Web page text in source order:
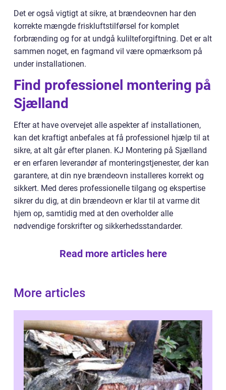
Det er også vigtigt at sikre, at brændeovnen har den
korrekte mængde friskluftstilførsel for komplet
forbrænding og for at undgå kulilteforgiftning. Det er alt
sammen noget, en fagmand vil være opmærksom på
under installationen.
Find professionel montering på
Sjælland
Efter at have overvejet alle aspekter af installationen,
kan det kraftigt anbefales at få professionel hjælp til at
sikre, at alt går efter planen. KJ Montering på Sjælland
er en erfaren leverandør af monteringstjenester, der kan
garantere, at din nye brændeovn installeres korrekt og
sikkert. Med deres professionelle tilgang og ekspertise
sikrer du dig, at din brændeovn er klar til at varme dit
hjem op, samtidig med at den overholder alle
nødvendige forskrifter og sikkerhedsstandarder.
Read more articles here
More articles